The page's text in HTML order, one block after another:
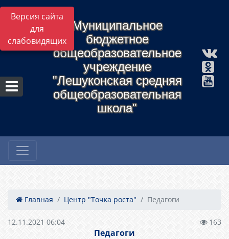
Версия сайта
для
слабовидящих
Муниципальное
бюджетное
общеобразовательное
учреждение
"Лешуконская средняя
общеобразовательная
школа"
Главная Центр "Точка роста" Педагоги
12.11.2021 06:04 163
Педагоги